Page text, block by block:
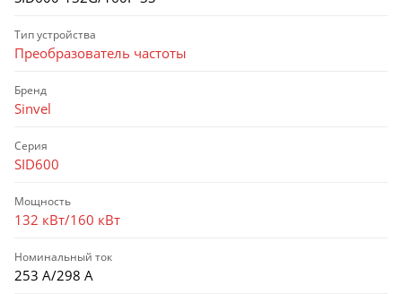
Тип устройства
Преобразователь частоты
Бренд
Sinvel
Серия
SID600
Мощность
132 кВт/160 кВт
Номинальный ток
253 А/298 А